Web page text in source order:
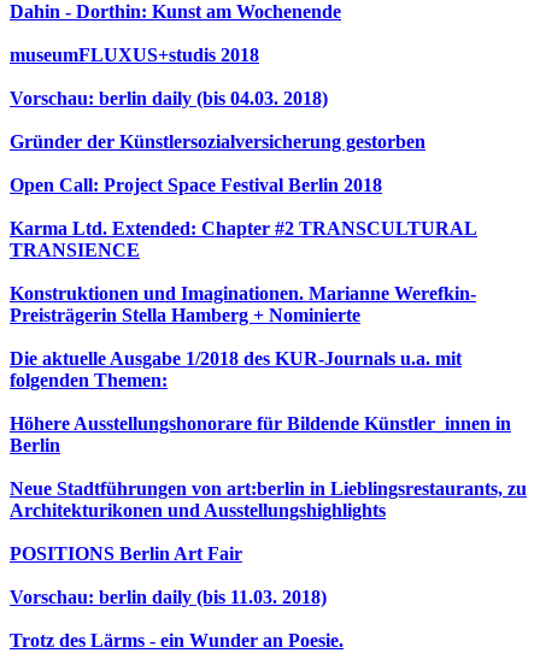
Dahin - Dorthin: Kunst am Wochenende
museumFLUXUS+studis 2018
Vorschau: berlin daily (bis 04.03. 2018)
Gründer der Künstlersozialversicherung gestorben
Open Call: Project Space Festival Berlin 2018
Karma Ltd. Extended: Chapter #2 TRANSCULTURAL
TRANSIENCE
Konstruktionen und Imaginationen. Marianne Werefkin-
Preisträgerin Stella Hamberg + Nominierte
Die aktuelle Ausgabe 1/2018 des KUR-Journals u.a. mit
folgenden Themen:
Höhere Ausstellungshonorare für Bildende Künstler_innen in
Berlin
Neue Stadtführungen von art:berlin in Lieblingsrestaurants, zu
Architekturikonen und Ausstellungshighlights
POSITIONS Berlin Art Fair
Vorschau: berlin daily (bis 11.03. 2018)
Trotz des Lärms - ein Wunder an Poesie.